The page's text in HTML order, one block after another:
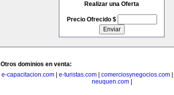
Realizar una Oferta
Precio Ofrecido $
Otros dominios en venta:
e-capacitacion.com
e-turistas.com comerciosynegocios.com
neuquen.com|